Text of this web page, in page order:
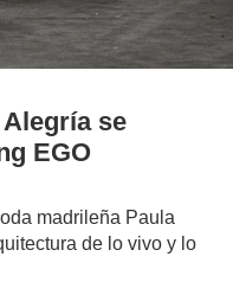
se
EGO
madrileña Paula
de lo vivo y lo